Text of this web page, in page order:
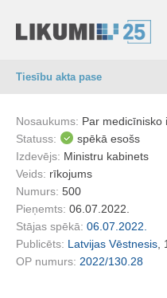
Tiesību akta pase
Nosaukums: Par medicīnisko
Statuss:
spēkā esošs
Izdevējs: Ministru kabinets
Veids: rīkojums
Numurs: 500
Pieņemts: 06.07.2022.
Stājas spēkā: 06.07.2022.
Publicēts: Latvijas Vēstnesis
OP numurs: 2022/130.28